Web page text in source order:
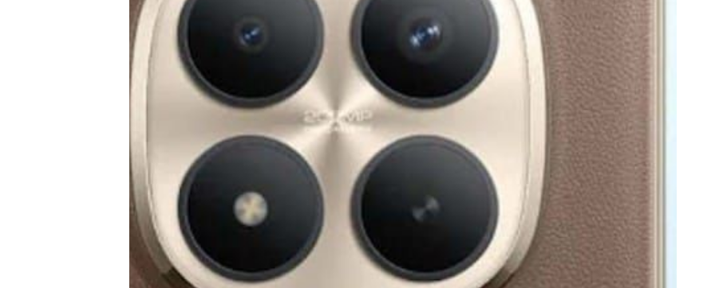
Über uns
Team
Kontakt
Impressum